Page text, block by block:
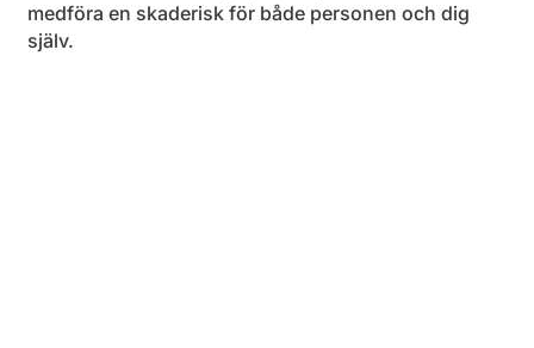
medföra en skaderisk för både personen och dig
själv.